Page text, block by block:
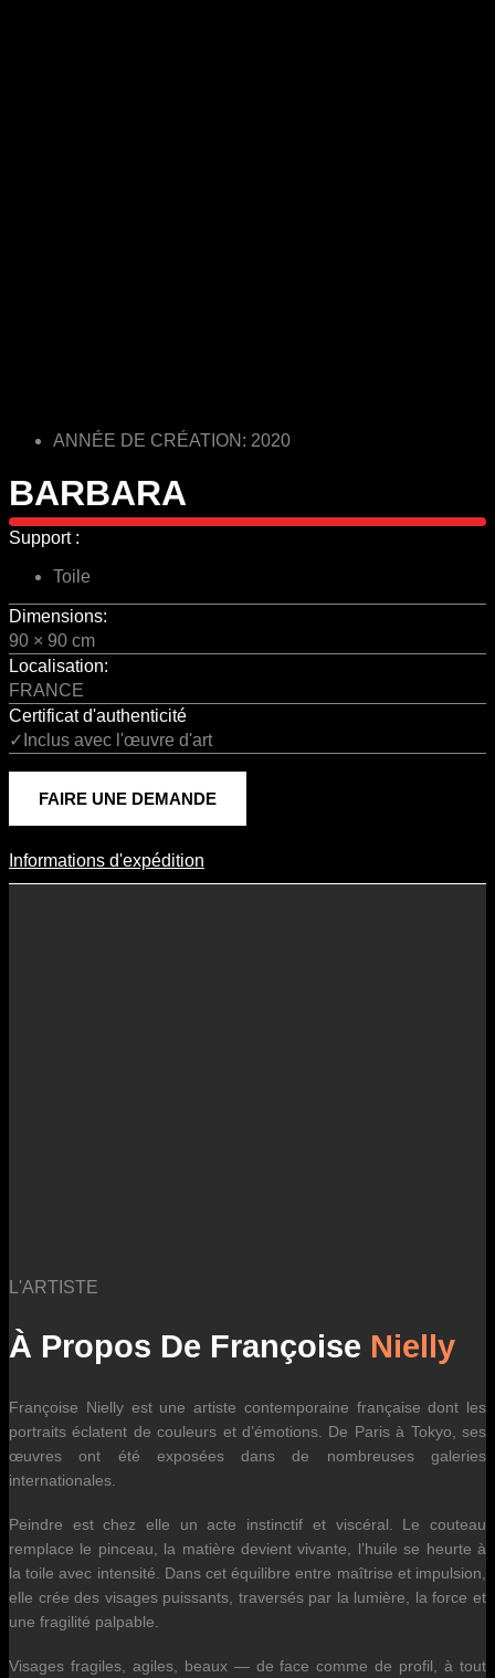
ANNÉE DE CRÉATION: 2020
BARBARA
Support :
Toile
Dimensions:
90 × 90 cm
Localisation:
FRANCE
Certificat d'authenticité
✓Inclus avec l'œuvre d'art
FAIRE UNE DEMANDE
Informations D'expédition
Informations d'expédition
L'ARTISTE
À Propos De Françoise Nielly
Françoise Nielly est une artiste contemporaine française dont les
portraits éclatent de couleurs et d’émotions. De Paris à Tokyo, ses
œuvres ont été exposées dans de nombreuses galeries
internationales.
Peindre est chez elle un acte instinctif et viscéral. Le couteau
remplace le pinceau, la matière devient vivante, l’huile se heurte à
la toile avec intensité. Dans cet équilibre entre maîtrise et impulsion,
elle crée des visages puissants, traversés par la lumière, la force et
une fragilité palpable.
Visages fragiles, agiles, beaux — de face comme de profil, à tout